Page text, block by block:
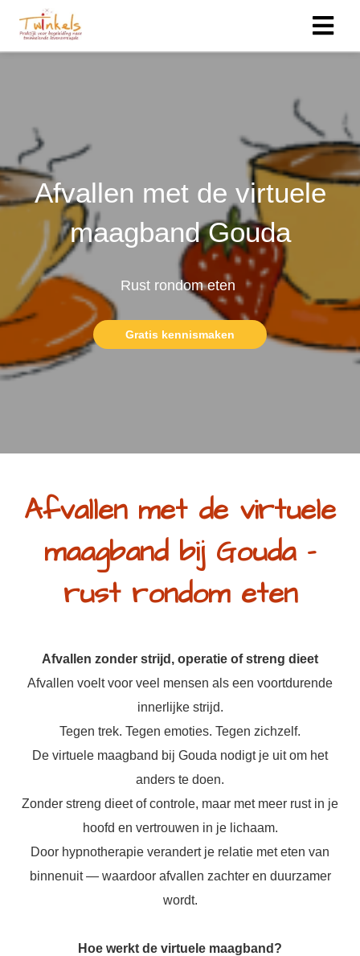
Afvallen met de virtuele
maagband Gouda
Rust rondom eten
Gratis kennismaken
Afvallen met de virtuele
maagband bij Gouda -
rust rondom eten
Afvallen zonder strijd, operatie of streng dieet
Afvallen voelt voor veel mensen als een voortdurende
innerlijke strijd.
Tegen trek. Tegen emoties. Tegen zichzelf.
De virtuele maagband bij Gouda nodigt je uit om het
anders te doen.
Zonder streng dieet of controle, maar met meer rust in je
hoofd en vertrouwen in je lichaam.
Door hypnotherapie verandert je relatie met eten van
binnenuit — waardoor afvallen zachter en duurzamer
wordt.
Hoe werkt de virtuele maagband?